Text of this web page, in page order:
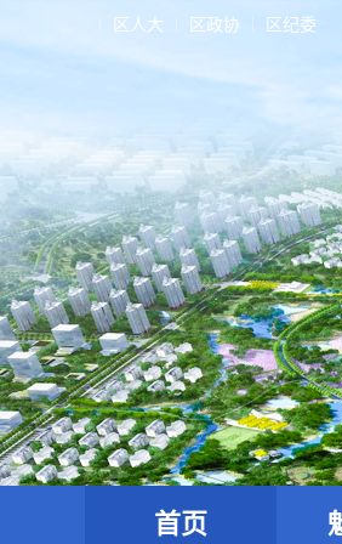
区人大 区政协 区纪委
首页